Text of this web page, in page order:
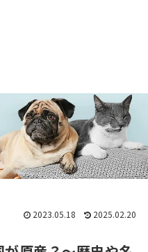
2023.05.18 2025.02.20